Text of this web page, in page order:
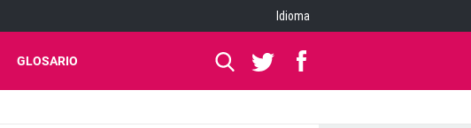
Idioma
GLOSARIO